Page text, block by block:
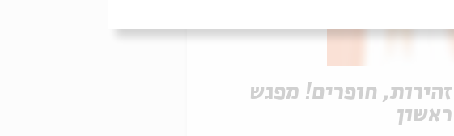
זהירות, חופרים! מפגש
ראשון